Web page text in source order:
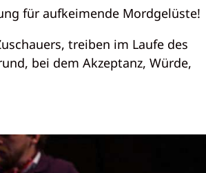
für aufkeimende Mordgelüste!
treiben im Laufe des
bei dem Akzeptanz, Würde,